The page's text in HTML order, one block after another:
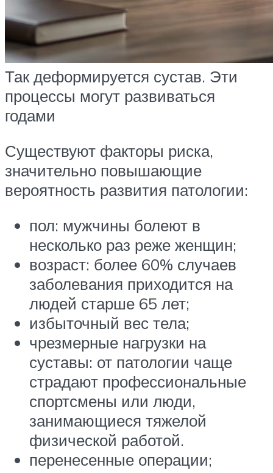
Так деформируется сустав. Эти
процессы могут развиваться
годами
Существуют факторы риска,
значительно повышающие
вероятность развития патологии:
пол: мужчины болеют в
несколько раз реже женщин;
возраст: более 60% случаев
заболевания приходится на
людей старше 65 лет;
избыточный вес тела;
чрезмерные нагрузки на
суставы: от патологии чаще
страдают профессиональные
спортсмены или люди,
занимающиеся тяжелой
физической работой.
перенесенные операции;